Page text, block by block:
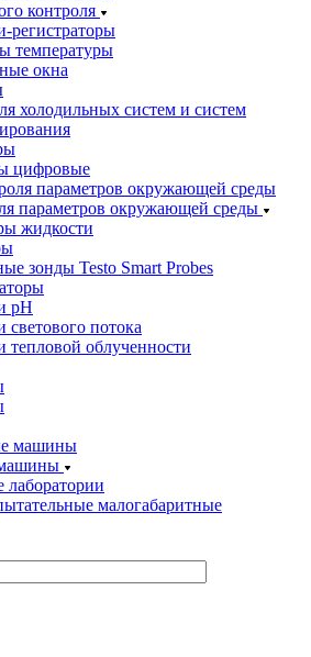
контроля
регистраторы
температуры
окна
холодильных систем и систем
цифровые
параметров окружающей среды
жидкости
зонды Testo Smart Probes
pH
светового потока
тепловой облученности
малогабаритные